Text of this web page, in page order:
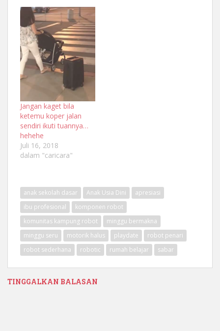
Jangan kaget bila
ketemu koper jalan
sendiri ikuti tuannya…
hehehe
Juli 16, 2018
dalam "caricara"
anak sekolah dasar Anak Usia Dini
apresiasi
ibu profesional
komponen robot
komunitas kampung robot
minggu bermakna
minggu seru
motorik halus playdate
robot penari
robot sederhana
robotic rumah belajar sabar
TINGGALKAN BALASAN